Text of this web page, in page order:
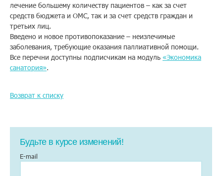
Кабинет
Корзина 4
лечение большему количеству пациентов – как за счет
средств бюджета и ОМС, так и за счет средств граждан и
третьих лиц.
Введено и новое противопоказание – неизлечимые
заболевания, требующие оказания паллиативной помощи.
Все перечни доступны подписчикам на модуль «Экономика
санатория».
Возврат к списку
Будьте в курсе изменений!
E-mail